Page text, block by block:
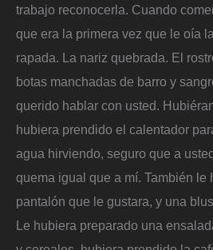
trabajo reconocerla. Cuando
que era la primera vez que le oía
rapada. La nariz quebrada. El
botas manchadas de barro y
querido hablar con usted.
hubiera prendido el calentador
agua hirviendo, seguro que a
quema igual que a mí. También le
pantalón que le gustara, y una
Le hubiera preparado una